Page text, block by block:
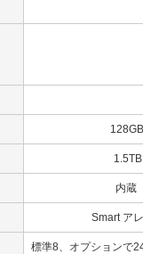
内蔵
Smart ア
標準8、オプションで